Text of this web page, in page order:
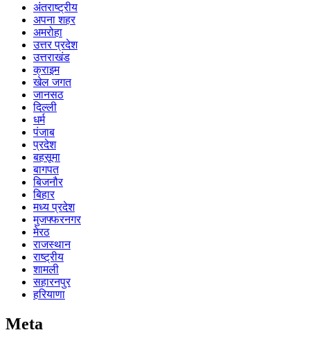
अंतराष्ट्रीय
अपना शहर
अमरोहा
उत्तर प्रदेश
उत्तराखंड
क्राइम
खेल जगत
जानसठ
दिल्ली
धर्म
पंजाब
प्रदेश
बहसूमा
बागपत
बिजनौर
बिहार
मध्य प्रदेश
मुजफ्फरनगर
मेरठ
राजस्थान
राष्ट्रीय
शामली
सहारनपुर
हरियाणा
Meta